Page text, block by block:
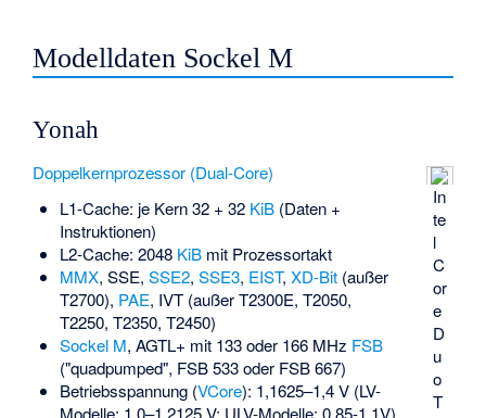
Modelldaten Sockel M
Yonah
In
te
l
C
or
e
D
u
o
T
Doppelkernprozessor (Dual-Core)
L1-Cache: je Kern 32 + 32 KiB(Daten +
Instruktionen)
L2-Cache: 2048 KiBmit Prozessortakt
MMX, SSE, SSE2, SSE3, EIST, XD-Bit(außer
T2700), PAE, IVT(außer T2300E, T2050,
T2250, T2350, T2450)
Sockel M, AGTL+ mit 133 oder 166 MHz FSB
("quadpumped", FSB 533 oder FSB 667)
Betriebsspannung (VCore): 1,1625–1,4 V (LV-
Modelle: 1,0–1,2125 V; ULV-Modelle: 0,85-1,1V)